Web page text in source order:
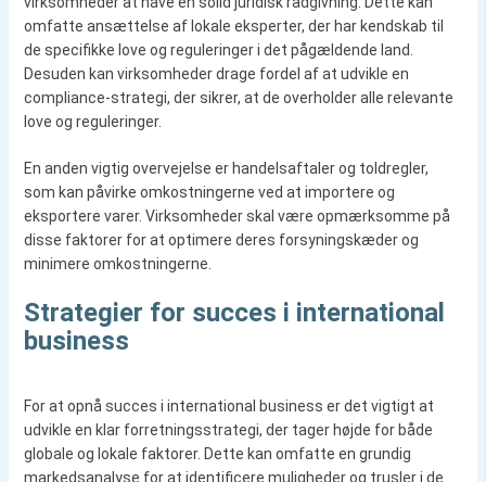
omfatte ansættelse af lokale eksperter, der har kendskab til
de specifikke love og reguleringer i det pågældende land.
Desuden kan virksomheder drage fordel af at udvikle en
compliance-strategi, der sikrer, at de overholder alle relevante
love og reguleringer.
En anden vigtig overvejelse er handelsaftaler og toldregler,
som kan påvirke omkostningerne ved at importere og
eksportere varer. Virksomheder skal være opmærksomme på
disse faktorer for at optimere deres forsyningskæder og
minimere omkostningerne.
Strategier for succes i international
business
For at opnå succes i international business er det vigtigt at
udvikle en klar forretningsstrategi, der tager højde for både
globale og lokale faktorer. Dette kan omfatte en grundig
markedsanalyse for at identificere muligheder og trusler i de